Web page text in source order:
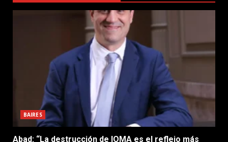
BAIRES
Abad: “La destrucción de IOMA es el reflejo más